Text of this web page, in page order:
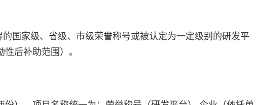
国家级、省级、市级荣誉称号或被认定为一定级别的研发平
后补助范围）。